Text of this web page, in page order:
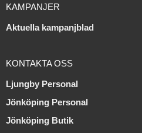
KAMPANJER
Aktuella kampanjblad
KONTAKTA OSS
Ljungby Personal
Jönköping Personal
Jönköping Butik